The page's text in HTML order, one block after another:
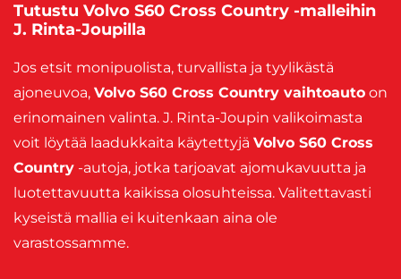
Tutustu Volvo S60 Cross Country -malleihin
J. Rinta-Joupilla
Jos etsit monipuolista, turvallista ja tyylikästä
ajoneuvoa, Volvo S60 Cross Country vaihtoauto on
erinomainen valinta. J. Rinta-Joupin valikoimasta
voit löytää laadukkaita käytettyjä Volvo S60 Cross
Country -autoja, jotka tarjoavat ajomukavuutta ja
luotettavuutta kaikissa olosuhteissa. Valitettavasti
kyseistä mallia ei kuitenkaan aina ole
varastossamme.